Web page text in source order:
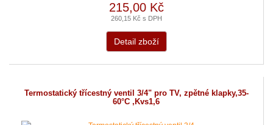
215,00 Kč
260,15 Kč s DPH
Detail zboží
Termostatický třícestný ventil 3/4" pro TV, zpětné klapky,35-
60°C ,Kvs1,6